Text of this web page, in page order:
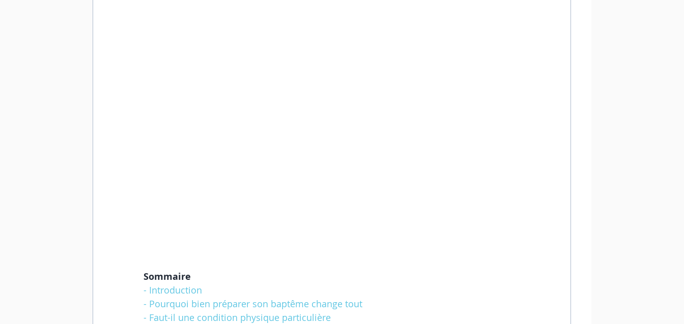
Sommaire
- Introduction
- Pourquoi bien préparer son baptême change tout
- Faut-il une condition physique particulière